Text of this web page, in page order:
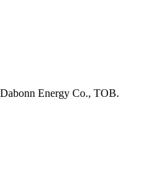
Energy Co., ТОВ.